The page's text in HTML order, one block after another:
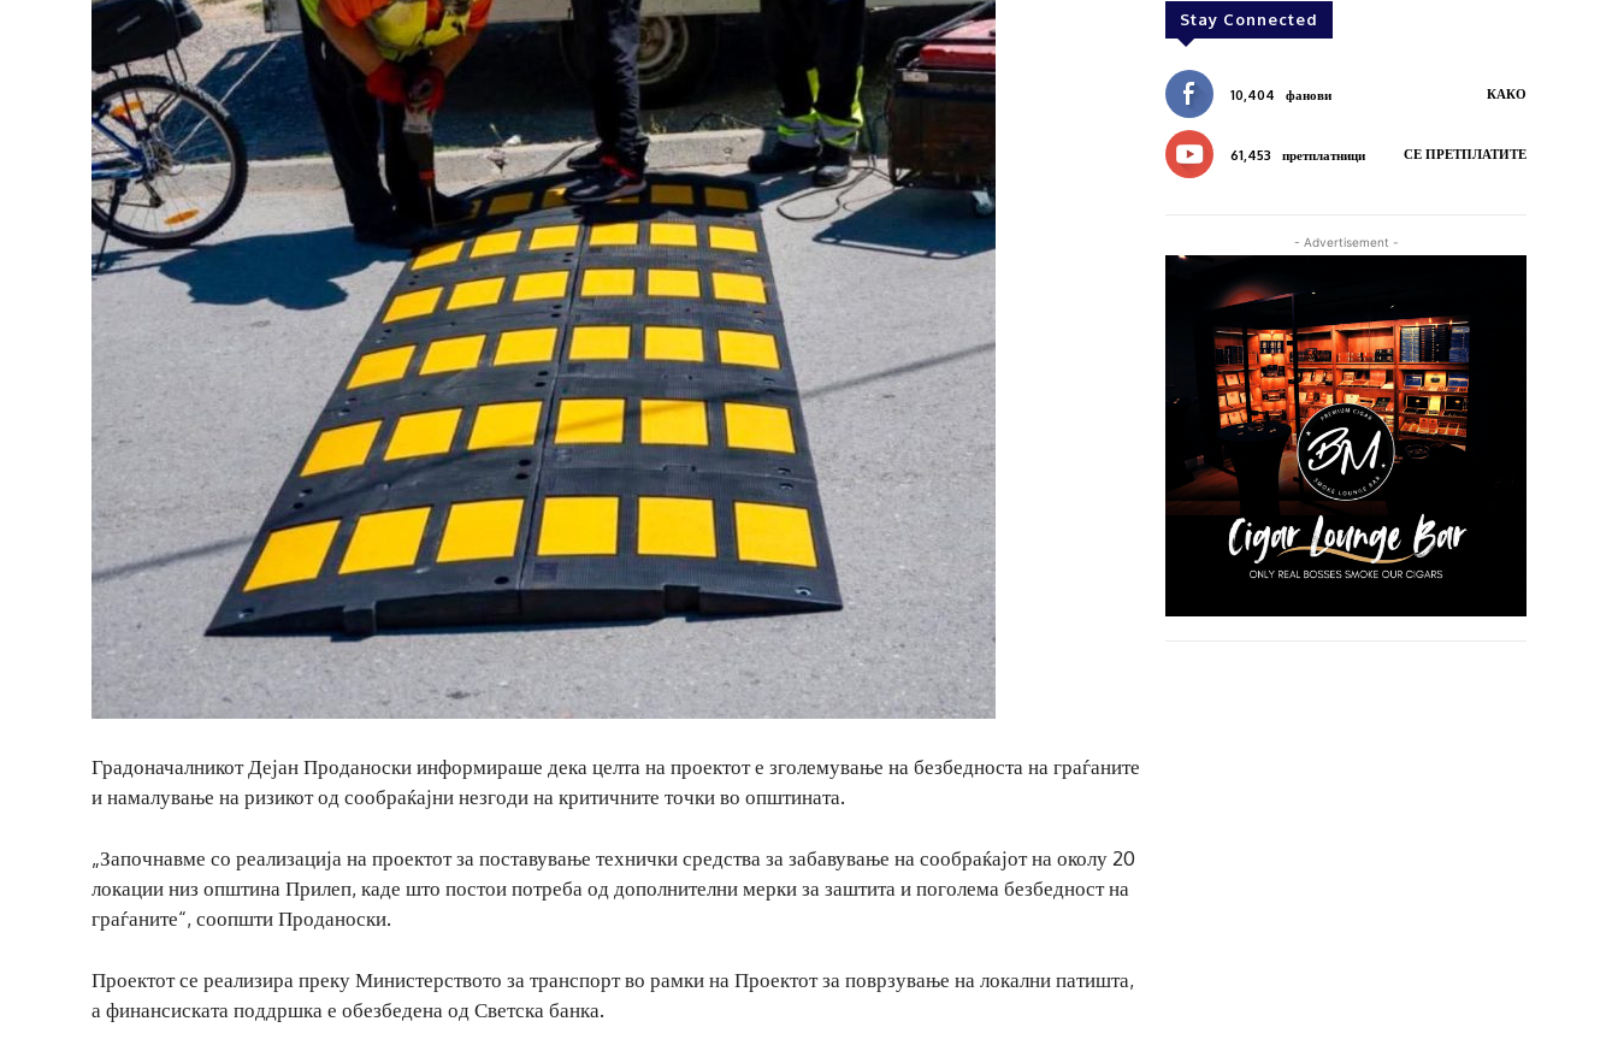
Градоначалникот Дејан Проданоски информираше дека целта на проектот е зголемување на безбедноста на граѓаните
и намалување на ризикот од сообраќајни незгоди на критичните точки во општината.
„Започнавме со реализација на проектот за поставување технички средства за забавување на сообраќајот на околу 20
локации низ општина Прилеп, каде што постои потреба од дополнителни мерки за заштита и поголема безбедност на
граѓаните“, соопшти Проданоски.
Проектот се реализира преку Министерството за транспорт во рамки на Проектот за поврзување на локални патишта,
а финансиската поддршка е обезбедена од Светска банка.
Stay Connected
10,404 фанови КАКО
61,453 претплатници СЕ ПРЕТПЛАТИТЕ
- Advertisement -